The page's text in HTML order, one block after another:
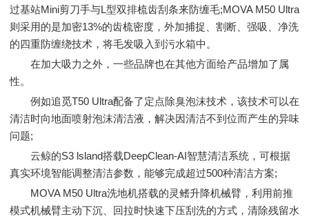
过基站Mini剪刀手与L型双排梳齿刮条来防缠毛;MOVA M50 Ultra
则采用的是加密13%的齿梳密度，外加捕捉、割断、强吸、净洗
的四重防缠绕技术，将毛发吸入到污水箱中。
在加大吸力之外，一些品牌也在其他方面给产品增加了属
性。
例如追觅T50 Ultra配备了定点除臭泡沫技术，该技术可以在
清洁时向地面喷射泡沫清洁液，解决因清洁不到位而产生的异味
问题;
云鲸的S3 lsland搭载DeepClean-AI智慧清洁系统，可根据
真实环境智能调整清洁参数，能够完成超过500种清洁方案;
MOVA M50 Ultra洗地机搭载的灵鳍升降机械臂，利用前推
模式机械臂主动下沉、回拉时快速下压刮洗的方式，清除残留水